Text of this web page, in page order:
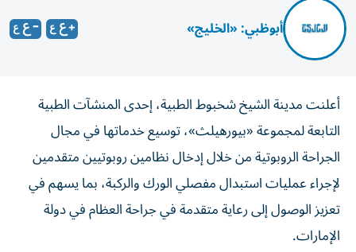
أبوظبي: «الخليج»
أعلنت مدينة الشيخ شخبوط الطبية، إحدى المنشآت الطبية
التابعة لمجموعة «بيورهيلث»، توسيع خدماتها في مجال
الجراحة الروبوتية من خلال إدخال نظامين روبوتيين متقدمين
لإجراء عمليات استبدال مفصلي الورك والركبة، بما يسهم في
تعزيز الوصول إلى رعاية متقدمة في جراحة العظام في دولة
الإمارات.